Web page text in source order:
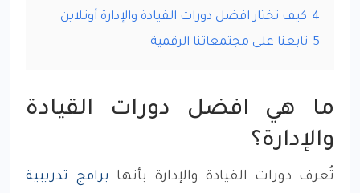
4 كيف تختار افضل دورات القيادة والإدارة أونلاين
5 تابعنا على مجتمعاتنا الرقمية
ما هي افضل دورات القيادة
والإدارة؟
تُعرف دورات القيادة والإدارة بأنها برامج تدريبية